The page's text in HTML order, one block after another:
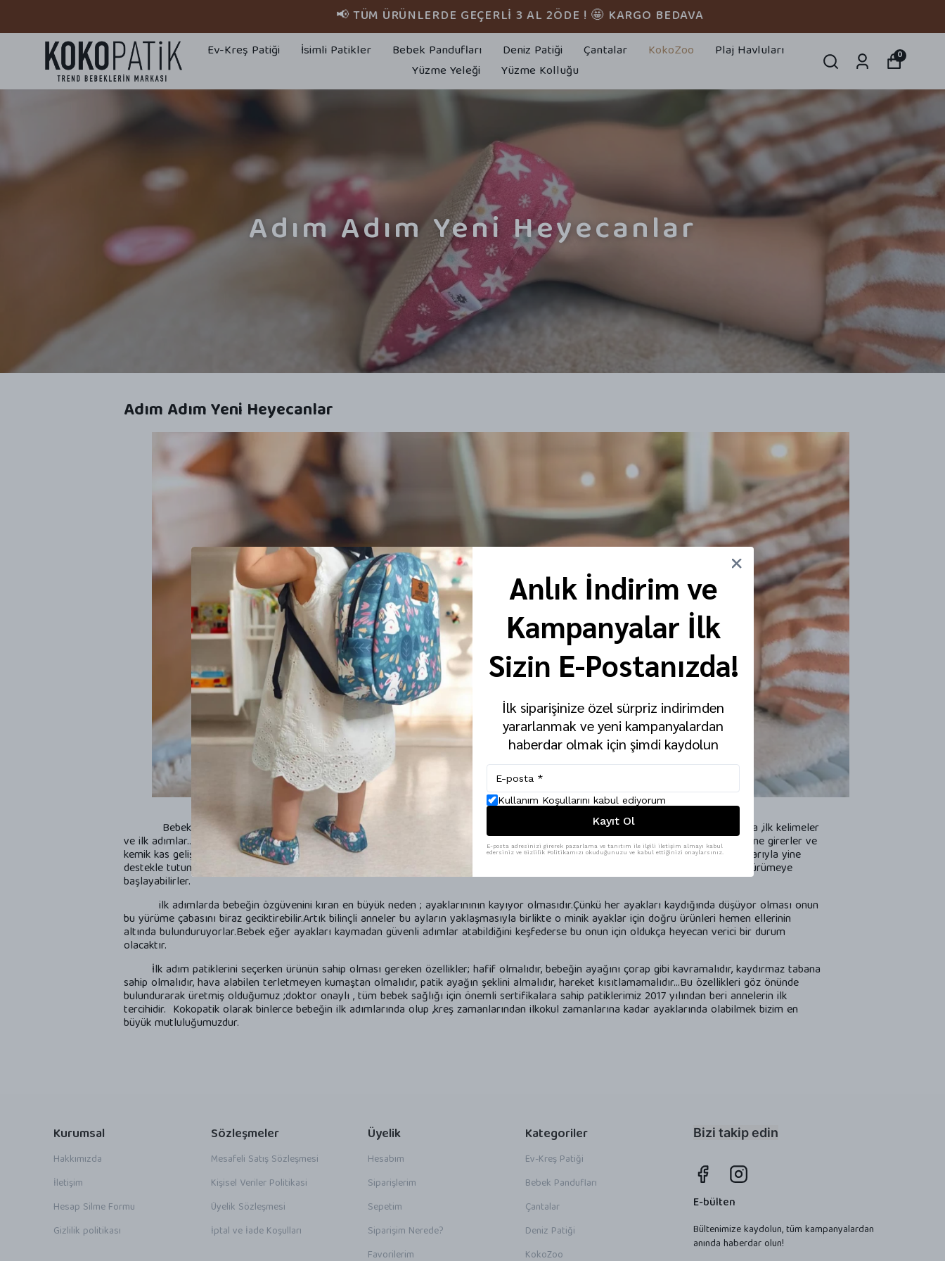
📢 TÜM ÜRÜNLERDE GEÇERLİ 3 AL 2ÖDE ! 🤩 KARGO BEDAVA
Ev-Kreş Patiği İsimli Patikler Bebek Pandufları Deniz Patiği Çantalar KokoZoo
Plaj Havluları
Yüzme Yeleği
Yüzme Kolluğu
0
Adım Adım Yeni Heyecanlar
Adım Adım Yeni Heyecanlar
İlk Adım Ayakkabısı,patiği
Bebekler büyürken aile fertlerini en eğlendiren kısım her gün yeni yeni heyecanları yaşamaktır.İlk gülücük, ilk agu, ilk kıkırdama ,ilk kelimeler
ve ilk adımlar.......daha nice ilkler.... Bebekler 9 aylık olmalarıyla artık ben de hareketlenmeliyim ve her yeri keşfetmeliyim düşüncesi içine girerler ve
kemik kas gelişimi de artık hareket için hazırdır. Emekleyerek ya da sürünerek bu hareket isteklerini yerine getirebilirler.10 aylık olmalarıyla yine
destekle tutuna tutuna artık o minik bacaklarını düz tutup ilk adımlarını atmaya başlarlar. 11 aylık ve 1 yaş civarı da artık desteksiz yürümeye
başlayabilirler.
ilk adımlarda bebeğin özgüvenini kıran en büyük neden ; ayaklarınının kayıyor olmasıdır.Çünkü her ayakları kaydığında düşüyor olması onun
bu yürüme çabasını biraz geciktirebilir.Artık bilinçli anneler bu ayların yaklaşmasıyla birlikte o minik ayaklar için doğru ürünleri hemen ellerinin
altında bulunduruyorlar.Bebek eğer ayakları kaymadan güvenli adımlar atabildiğini keşfederse bu onun için oldukça heyecan verici bir durum
olacaktır.
İlk adım patiklerini seçerken ürünün sahip olması gereken özellikler; hafif olmalıdır, bebeğin ayağını çorap gibi kavramalıdır, kaydırmaz tabana
sahip olmalıdır, hava alabilen terletmeyen kumaştan olmalıdır, patik ayağın şeklini almalıdır, hareket kısıtlamamalıdır...Bu özellikleri göz önünde
bulundurarak üretmiş olduğumuz ;doktor onaylı , tüm bebek sağlığı için önemli sertifikalara sahip patiklerimiz 2017 yılından beri annelerin ilk
tercihidir. Kokopatik olarak binlerce bebeğin ilk adımlarında olup ,kreş zamanlarından ilkokul zamanlarına kadar ayaklarında olabilmek bizim en
büyük mutluluğumuzdur.
Kurumsal
Hakkımızda
İletişim
Hesap Silme Formu
Gizlilik politikası
Sözleşmeler
Mesafeli Satış Sözleşmesi
Kişisel Veriler Politikasi
Üyelik Sözleşmesi
İptal ve İade Koşulları
Üyelik
Hesabım
Siparişlerim
Sepetim
Siparişim Nerede?
Favorilerim
Kategoriler
Ev-Kreş Patiği
Bebek Pandufları
Çantalar
Deniz Patiği
KokoZoo
Bizi takip edin
E-bülten
Bültenimize kaydolun, tüm kampanyalardan
anında haberdar olun!
Anlık İndirim ve
Kampanyalar İlk
Sizin E-Postanızda!
İlk siparişinize özel sürpriz indirimden
yararlanmak ve yeni kampanyalardan
haberdar olmak için şimdi kaydolun
Kullanım Koşullarını kabul ediyorum
Kayıt Ol
E-posta adresinizi girerek pazarlama ve tanıtım ile ilgili iletişim almayı kabul
edersiniz ve Gizlilik Politikamızı okuduğunuzu ve kabul ettiğinizi onaylarsınız.